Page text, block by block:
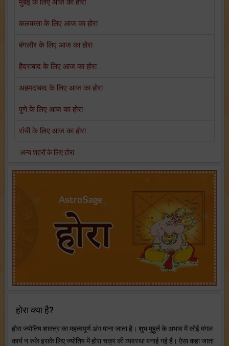
मुंबई के लिए आज का होरा
कलकत्ता के लिए आज का होरा
बंगलौर के लिए आज का होरा
हैदराबाद के लिए आज का होरा
अहमदाबाद के लिए आज का होरा
पुणे के लिए आज का होरा
रांची के लिए आज का होरा
अन्य शहरों के लिए होरा
होरा क्या है?
होरा ज्योतिष शास्त्र का महत्वपूर्ण अंग माना जाता है। शुभ मुहूर्त के अभाव में कोई मंगल
कार्य न रुके इसके लिए ज्योतिष में होरा चक्र की व्यवस्था बनाई गई है। ऐसा कहा जाता